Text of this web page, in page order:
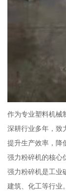
作为专业塑料机械
深耕行业多年，致
提升生产效率，降
强力粉碎机的核心
强力粉碎机是工业
建筑、化工等行业。